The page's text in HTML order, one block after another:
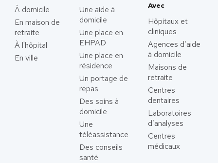
À domicile
En maison de
retraite
À l'hôpital
En ville
Une aide à
domicile
Une place en
EHPAD
Une place en
résidence
Un portage de
repas
Des soins à
domicile
Une
téléassistance
Des conseils
santé
Avec
Hôpitaux et
cliniques
Agences d’aide
à domicile
Maisons de
retraite
Centres
dentaires
Laboratoires
d’analyses
Centres
médicaux